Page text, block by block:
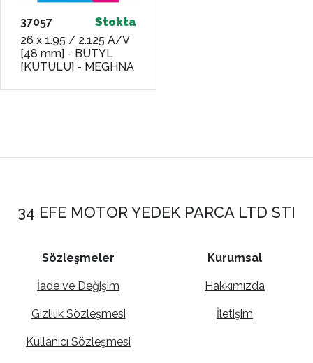
37057
Stokta
26 x 1.95 / 2.125 A/V
[48 mm] - BUTYL
[KUTULU] - MEGHNA
34 EFE MOTOR YEDEK PARCA LTD STI
Sözleşmeler
İade ve Değişim
Gizlilik Sözleşmesi
Kullanıcı Sözleşmesi
Kurumsal
Hakkımızda
İletişim